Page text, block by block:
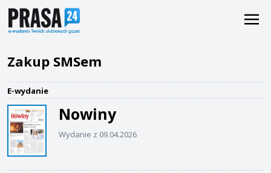
Zakup SMSem
E-wydanie
Nowiny
Wydanie z 09.04.2026